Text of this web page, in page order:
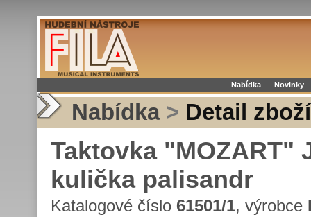
Nabídka Novinky
Nabídka > Detail zboží
Taktovka "MOZART"
kulička palisandr
Katalogové číslo 61501/1, výrobce